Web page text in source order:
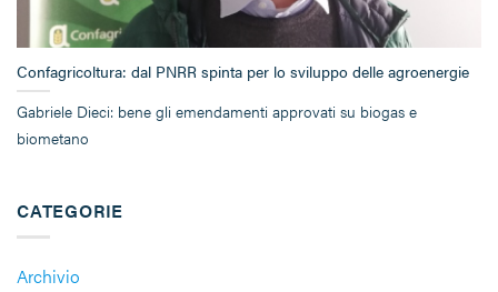
CATEGORIE
Archivio
Confagricoltura: dal PNRR spinta per lo sviluppo delle agroenergie
Gabriele Dieci: bene gli emendamenti approvati su biogas e
biometano